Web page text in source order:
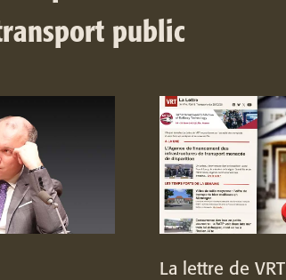
public
La lettre de VRT